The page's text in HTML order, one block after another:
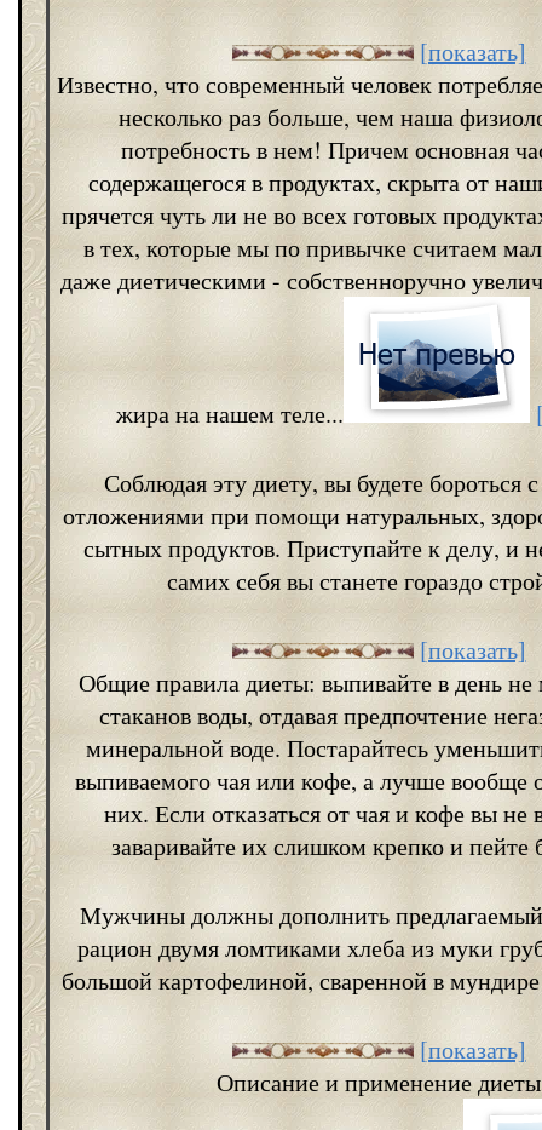
[показать]
Известно, что современный человек
несколько раз больше, чем наша
потребность в нем! Причем основная
содержащегося в продуктах, скрыта от
прячется чуть ли не во всех готовых
в тех, которые мы по привычке считаем
даже диетическими - собственноручно
жира на нашем теле...
Соблюдая эту диету, вы будете бороться
отложениями при помощи натуральных,
сытных продуктов. Приступайте к делу, и
самих себя вы станете гораздо
[показать]
Общие правила диеты: выпивайте в день не
стаканов воды, отдавая предпочтение
минеральной воде. Постарайтесь
выпиваемого чая или кофе, а лучше вообще
них. Если отказаться от чая и кофе вы не
заваривайте их слишком крепко и пейте
Мужчины должны дополнить
рацион двумя ломтиками хлеба из муки
большой картофелиной, сваренной в
[показать]
Описание и применение диеты